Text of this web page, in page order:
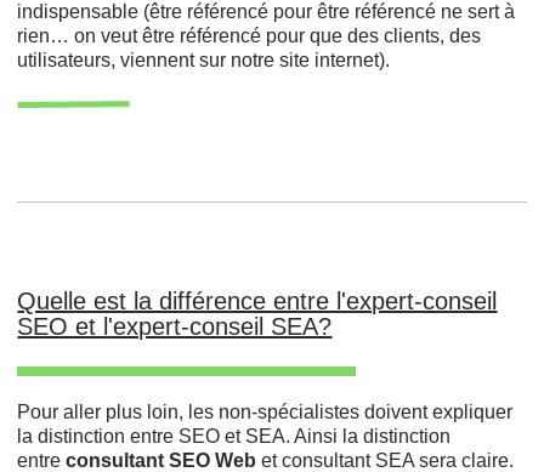
indispensable (être référencé pour être référencé ne sert à
rien… on veut être référencé pour que des clients, des
utilisateurs, viennent sur notre site internet).
Quelle est la différence entre l'expert-conseil
SEO et l'expert-conseil SEA?
Pour aller plus loin, les non-spécialistes doivent expliquer
la distinction entre SEO et SEA. Ainsi la distinction
entreconsultant SEO Web et consultant SEA sera claire.